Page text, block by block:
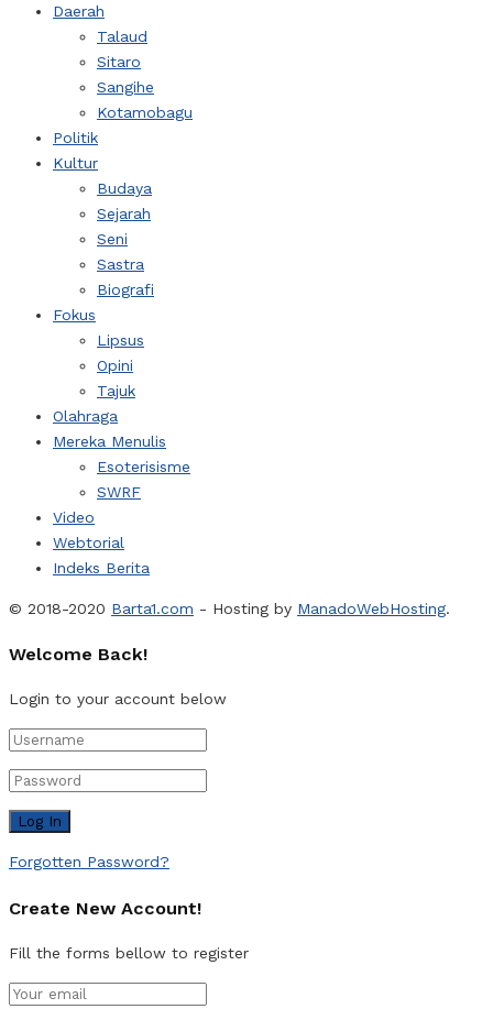
Daerah
Talaud
Sitaro
Sangihe
Kotamobagu
Politik
Kultur
Budaya
Sejarah
Seni
Sastra
Biografi
Fokus
Lipsus
Opini
Tajuk
Olahraga
Mereka Menulis
Esoterisisme
SWRF
Video
Webtorial
Indeks Berita
© 2018-2020 Barta1.com - Hosting by ManadoWebHosting.
Welcome Back!
Login to your account below
Forgotten Password?
Create New Account!
Fill the forms bellow to register